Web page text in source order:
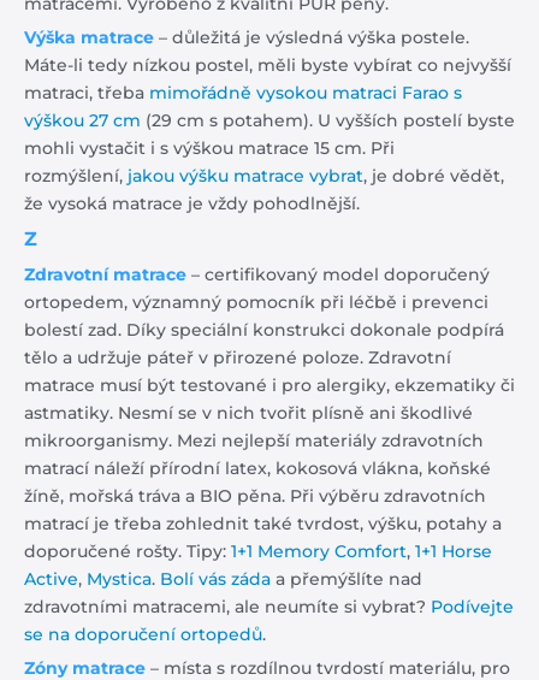
Výška matrace – důležitá je výsledná výška postele.
Máte-li tedy nízkou postel, měli byste vybírat co nejvyšší
matraci, třeba mimořádně vysokou matraci Farao s
výškou 27 cm (29 cm s potahem). U vyšších postelí byste
mohli vystačit i s výškou matrace 15 cm. Při
rozmýšlení, jakou výšku matrace vybrat, je dobré vědět,
že vysoká matrace je vždy pohodlnější.
Z
Zdravotní matrace – certifikovaný model doporučený
ortopedem, významný pomocník při léčbě i prevenci
bolestí zad. Díky speciální konstrukci dokonale podpírá
tělo a udržuje páteř v přirozené poloze. Zdravotní
matrace musí být testované i pro alergiky, ekzematiky či
astmatiky. Nesmí se v nich tvořit plísně ani škodlivé
mikroorganismy. Mezi nejlepší materiály zdravotních
matrací náleží přírodní latex, kokosová vlákna, koňské
žíně, mořská tráva a BIO pěna. Při výběru zdravotních
matrací je třeba zohlednit také tvrdost, výšku, potahy a
doporučené rošty. Tipy: 1+1 Memory Comfort, 1+1 Horse
Active, Mystica. Bolí vás záda a přemýšlíte nad
zdravotními matracemi, ale neumíte si vybrat? Podívejte
se na doporučení ortopedů.
Zóny matrace – místa s rozdílnou tvrdostí materiálu, pro